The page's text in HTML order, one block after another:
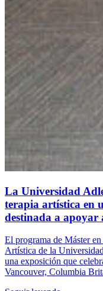
La Universidad
terapia artística en
destinada a apoyar
El programa de Máster
Artística de la
una exposición que
Vancouver, Columbia